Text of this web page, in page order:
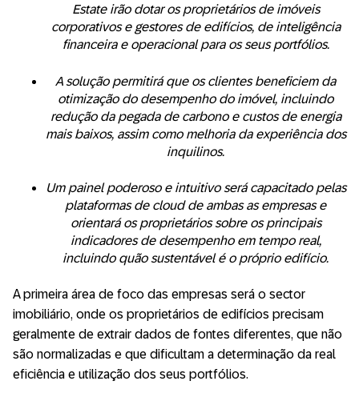
Estate irão dotar os proprietários de imóveis
corporativos e gestores de edifícios, de inteligência
financeira e operacional para os seus portfólios.
A solução permitirá que os clientes beneficiem da
otimização do desempenho do imóvel, incluindo
redução da pegada de carbono e custos de energia
mais baixos, assim como melhoria da experiência dos
inquilinos.
Um painel poderoso e intuitivo será capacitado pelas
plataformas de cloud de ambas as empresas e
orientará os proprietários sobre os principais
indicadores de desempenho em tempo real,
incluindo quão sustentável é o próprio edifício.
A primeira área de foco das empresas será o sector
imobiliário, onde os proprietários de edifícios precisam
geralmente de extrair dados de fontes diferentes, que não
são normalizadas e que dificultam a determinação da real
eficiência e utilização dos seus portfólios.